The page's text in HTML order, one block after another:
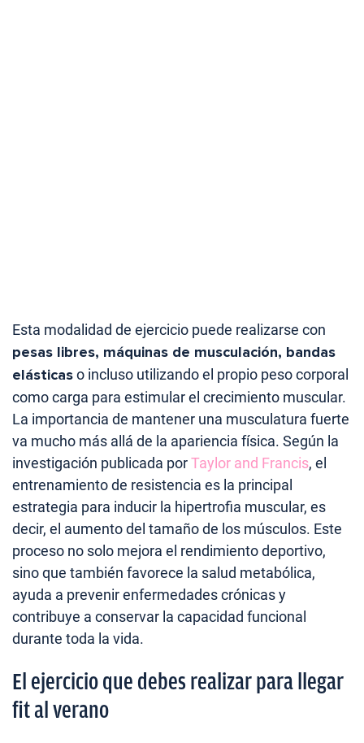
Esta modalidad de ejercicio puede realizarse con
pesas libres, máquinas de musculación, bandas
elásticaso incluso utilizando el propio peso corporal
como carga para estimular el crecimiento muscular.
La importancia de mantener una musculatura fuerte
va mucho más allá de la apariencia física. Según la
investigación publicada porTaylor and Francis, el
entrenamiento de resistencia es la principal
estrategia para inducir la hipertrofia muscular, es
decir, el aumento del tamaño de los músculos. Este
proceso no solo mejora el rendimiento deportivo,
sino que también favorece la salud metabólica,
ayuda a prevenir enfermedades crónicas y
contribuye a conservar la capacidad funcional
durante toda la vida.
El ejercicio que debes realizar para llegar
fit al verano